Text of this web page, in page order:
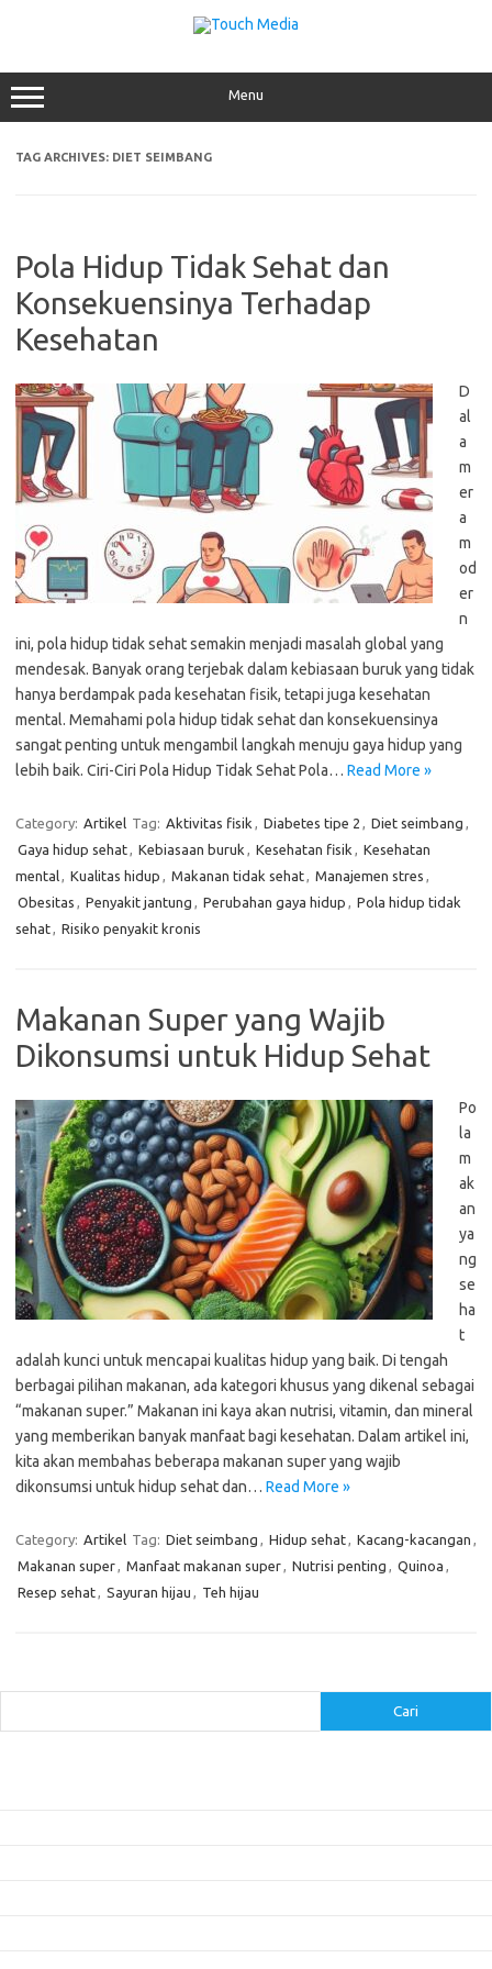
Menu
TAG ARCHIVES: DIET SEIMBANG
Pola Hidup Tidak Sehat dan
Konsekuensinya Terhadap
Kesehatan
D
al
a
m
er
a
m
od
er
n
ini, pola hidup tidak sehat semakin menjadi masalah global yang
mendesak. Banyak orang terjebak dalam kebiasaan buruk yang tidak
hanya berdampak pada kesehatan fisik, tetapi juga kesehatan
mental. Memahami pola hidup tidak sehat dan konsekuensinya
sangat penting untuk mengambil langkah menuju gaya hidup yang
lebih baik. Ciri-Ciri Pola Hidup Tidak Sehat Pola… Read More »
Category: Artikel Tag: Aktivitas fisik , Diabetes tipe 2 , Diet seimbang ,
Gaya hidup sehat, Kebiasaan buruk , Kesehatan fisik , Kesehatan
mental, Kualitas hidup , Makanan tidak sehat, Manajemen stres ,
Obesitas , Penyakit jantung , Perubahan gaya hidup , Pola hidup tidak
sehat, Risiko penyakit kronis
Makanan Super yang Wajib
Dikonsumsi untuk Hidup Sehat
Po
la
m
ak
an
ya
ng
se
ha
t
adalah kunci untuk mencapai kualitas hidup yang baik. Di tengah
berbagai pilihan makanan, ada kategori khusus yang dikenal sebagai
“makanan super.” Makanan ini kaya akan nutrisi, vitamin, dan mineral
yang memberikan banyak manfaat bagi kesehatan. Dalam artikel ini,
kita akan membahas beberapa makanan super yang wajib
dikonsumsi untuk hidup sehat dan… Read More »
Category: Artikel Tag: Diet seimbang , Hidup sehat, Kacang-kacangan ,
Makanan super, Manfaat makanan super, Nutrisi penting , Quinoa ,
Resep sehat, Sayuran hijau , Teh hijau
Cari